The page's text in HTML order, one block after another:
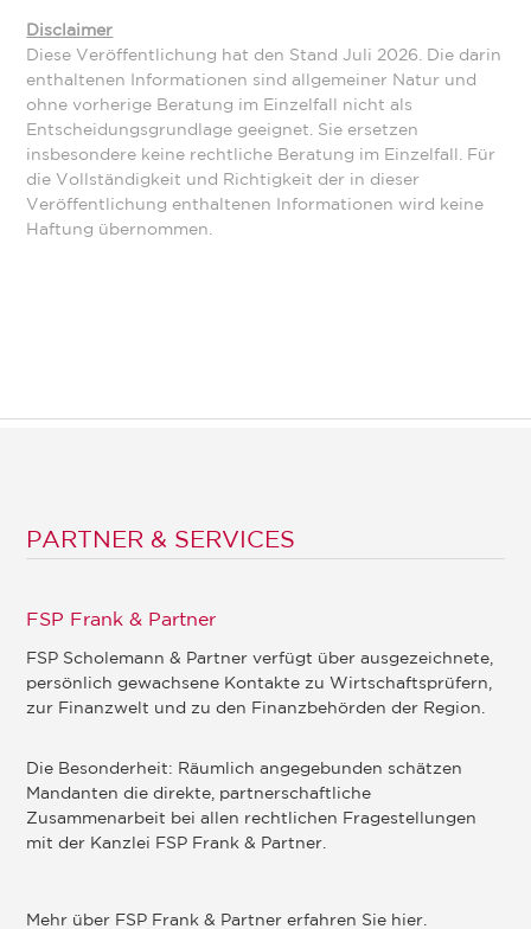
Disclaimer
Diese Veröffentlichung hat den Stand Juli 2026. Die darin
enthaltenen Informationen sind allgemeiner Natur und
ohne vorherige Beratung im Einzelfall nicht als
Entscheidungsgrundlage geeignet. Sie ersetzen
insbesondere keine rechtliche Beratung im Einzelfall. Für
die Vollständigkeit und Richtigkeit der in dieser
Veröffentlichung enthaltenen Informationen wird keine
Haftung übernommen.
PARTNER & SERVICES
FSP Frank & Partner
FSP Scholemann & Partner verfügt über ausgezeichnete,
persönlich gewachsene Kontakte zu Wirtschaftsprüfern,
zur Finanzwelt und zu den Finanzbehörden der Region.
Die Besonderheit: Räumlich angegebunden schätzen
Mandanten die direkte, partnerschaftliche
Zusammenarbeit bei allen rechtlichen Fragestellungen
mit der Kanzlei FSP Frank & Partner.
Mehr über FSP Frank & Partner erfahren Sie hier.